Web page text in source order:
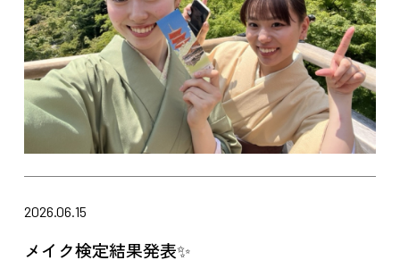
2026.06.15
メイク検定結果発表✨